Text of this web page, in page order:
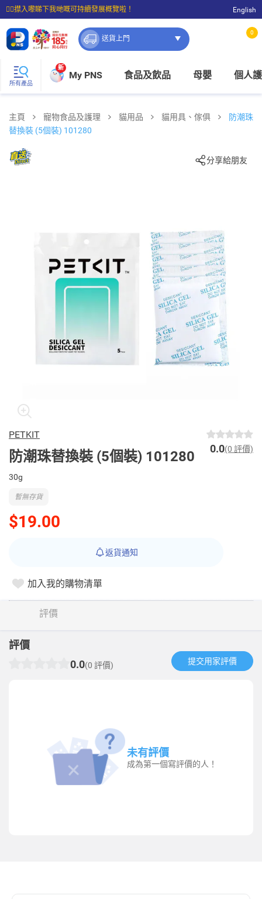
☝🏼㩒入嚟睇下我哋嘅可持續發展概覽啦！
⭐購物滿$399即享免費送貨；滿$100即可免費店取。
English
送貨上門
0
所有產品
新
My PNS 食品及飲品 母嬰 個人
主頁 寵物食品及護理 貓用品 貓用具、傢俱
防潮珠
替換裝 (5個裝) 101280
分享給朋友
PETKIT
防潮珠替換裝 (5個裝) 101280 0.0(0 評價)
30g
$19.00
暫無存貨
返貨通知
加入我的購物清單
評價
評價
0.0(0 評價) 提交用家評價​
未有評價
成為第一個寫評價的人！